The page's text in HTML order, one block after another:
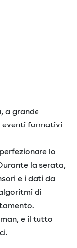
a grande
eventi formativi
lo
la serata,
e i dati da
di
e il tutto